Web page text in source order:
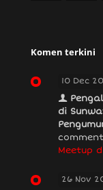
Komen terkini
10 Dec
di
Meetup
26 Nov